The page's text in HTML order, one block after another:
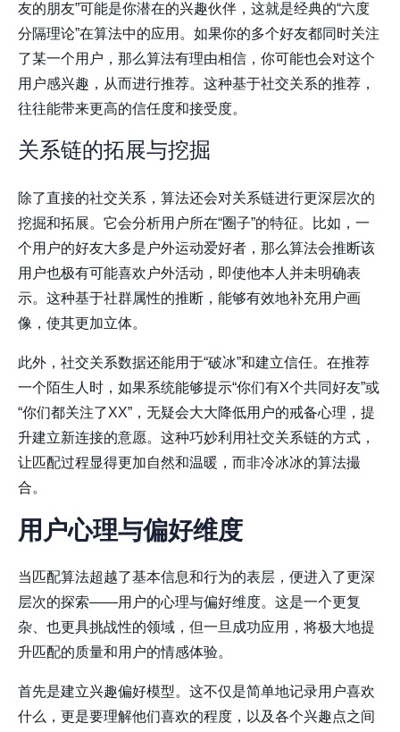
友的朋友”可能是你潜在的兴趣伙伴，这就是经典的“六度
分隔理论”在算法中的应用。如果你的多个好友都同时关注
了某一个用户，那么算法有理由相信，你可能也会对这个
用户感兴趣，从而进行推荐。这种基于社交关系的推荐，
往往能带来更高的信任度和接受度。
关系链的拓展与挖掘
除了直接的社交关系，算法还会对关系链进行更深层次的
挖掘和拓展。它会分析用户所在“圈子”的特征。比如，一
个用户的好友大多是户外运动爱好者，那么算法会推断该
用户也极有可能喜欢户外活动，即使他本人并未明确表
示。这种基于社群属性的推断，能够有效地补充用户画
像，使其更加立体。
此外，社交关系数据还能用于“破冰”和建立信任。在推荐
一个陌生人时，如果系统能够提示“你们有X个共同好友”或
“你们都关注了XX”，无疑会大大降低用户的戒备心理，提
升建立新连接的意愿。这种巧妙利用社交关系链的方式，
让匹配过程显得更加自然和温暖，而非冷冰冰的算法撮
合。
用户心理与偏好维度
当匹配算法超越了基本信息和行为的表层，便进入了更深
层次的探索——用户的心理与偏好维度。这是一个更复
杂、也更具挑战性的领域，但一旦成功应用，将极大地提
升匹配的质量和用户的情感体验。
首先是建立兴趣偏好模型。这不仅是简单地记录用户喜欢
什么，更是要理解他们喜欢的程度，以及各个兴趣点之间